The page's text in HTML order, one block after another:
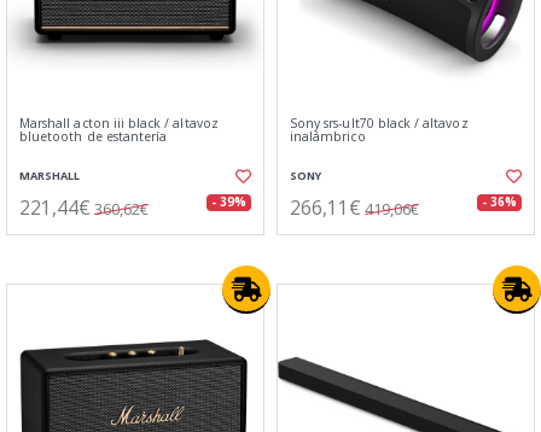
Marshall acton iii black / altavoz
bluetooth de estantería
MARSHALL
221,44€ 360,62€ - 39%
Sony srs-ult70 black / altavoz
inalámbrico
SONY
266,11€ 419,06€ - 36%